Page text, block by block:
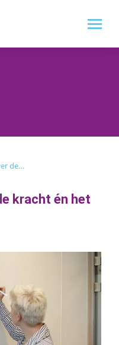
de…
kracht én het